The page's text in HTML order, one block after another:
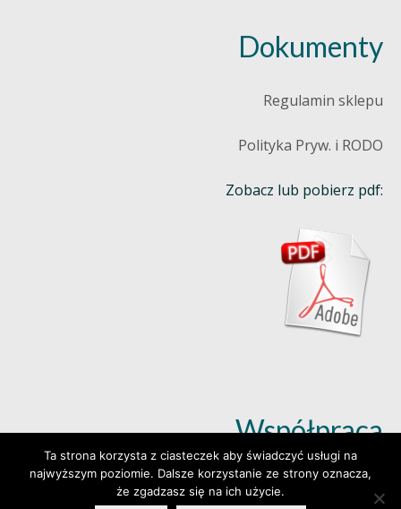
Dokumenty
Regulamin sklepu
Polityka Pryw. i RODO
Zobacz lub pobierz pdf:
Współpraca
Dowiedz się więcej (klik)
Ta strona korzysta z ciasteczek aby świadczyć usługi na
najwyższym poziomie. Dalsze korzystanie ze strony oznacza,
że zgadzasz się na ich użycie.